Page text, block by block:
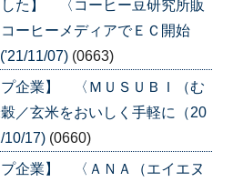
た】 〈コーヒー豆研究所販
ーヒーメディアでＥＣ開始
11/07) (0663)
プ企業】 〈ＭＵＳＵＢＩ（む
／玄米をおいしく手軽に（20
10/17) (0660)
プ企業】 〈ＡＮＡ（エイエヌ